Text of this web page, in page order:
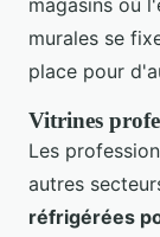
magasins où
murales se
place pour
Vitrines
Les
autres
réfrigérées